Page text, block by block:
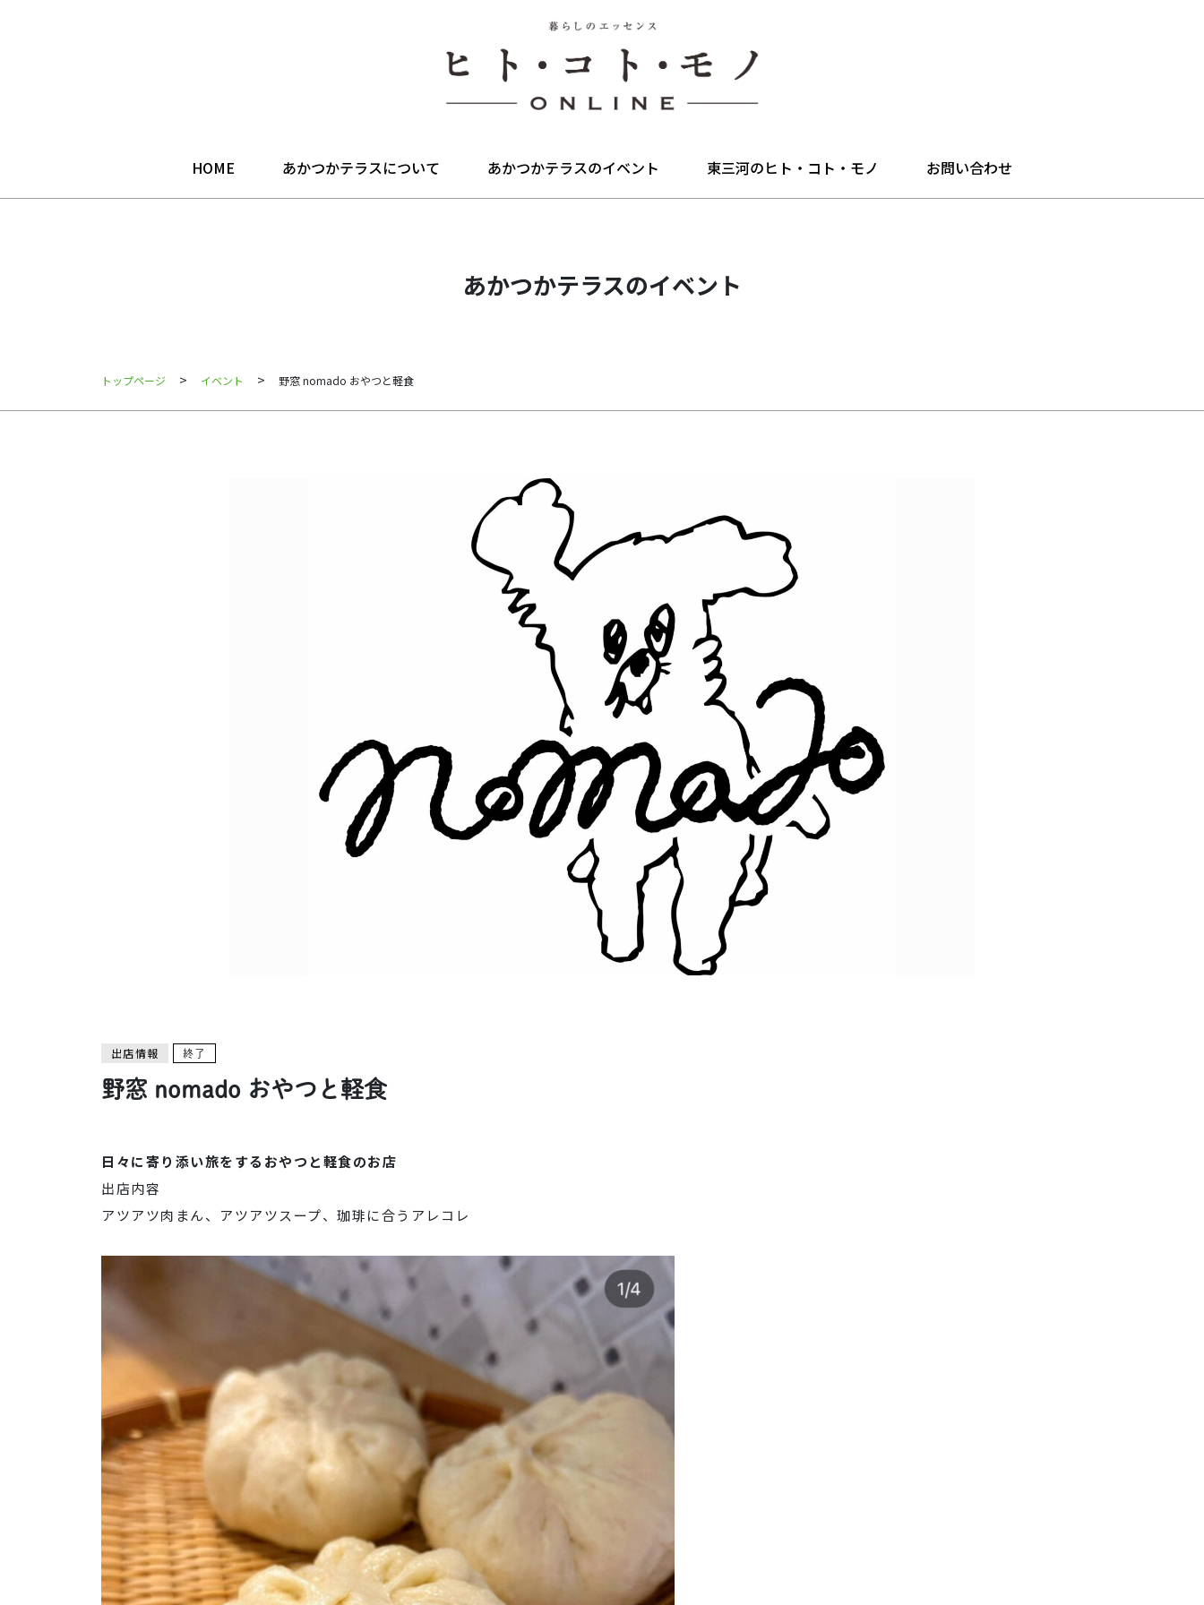
HOME あかつかテラスについて あかつかテラスのイベント 東三河のヒト・コト・モノ お問い合わせ
あかつかテラスのイベント
トップページ > イベント > 野窓 nomado おやつと軽食
出店情報 終了
野窓 nomado おやつと軽食
日々に寄り添い旅をするおやつと軽食のお店
出店内容
アツアツ肉まん、アツアツスープ、珈琲に合うアレコレ